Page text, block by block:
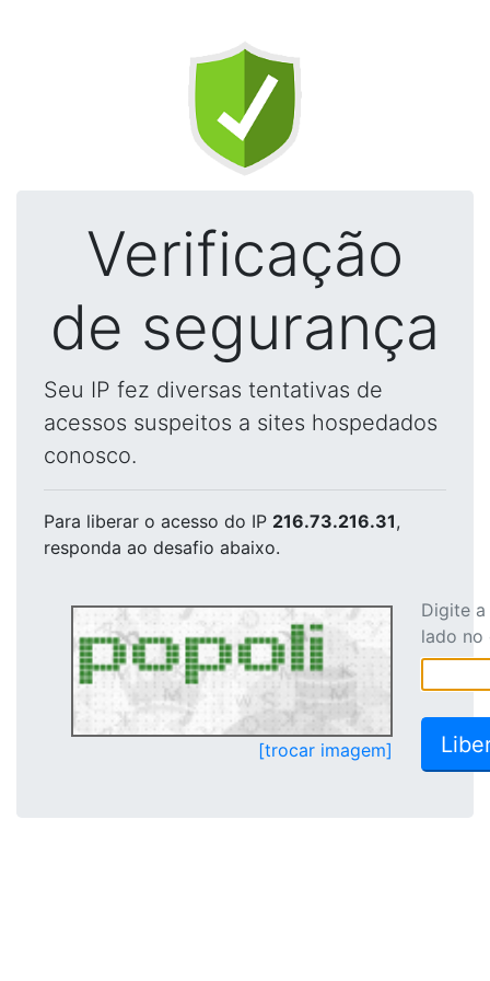
Verificação
de segurança
Seu IP fez diversas tentativas de
acessos suspeitos a sites hospedados
conosco.
Para liberar o acesso do IP 216.73.216.31,
responda ao desafio abaixo.
[trocar imagem]
Digite
lado no